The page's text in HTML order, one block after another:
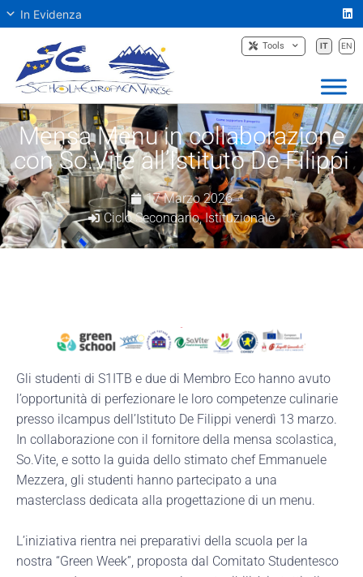
In Evidenza
Tools IT EN
Mensa Menu in collaborazione
con So.Vite all’Istituto De Filippi
17 Marzo 2026
Ciclo Secondario,Istituzionale
Gli studenti di S1ITB e due di Membro Eco hanno avuto
l’opportunità di perfezionare le loro competenze culinarie
presso ilcampus dell’Istituto De Filippi venerdì 13 marzo.
In collaborazione con il fornitore della mensa scolastica,
So.Vite, e sotto la guida dello stimato chef Emmanuele
Mezzera, gli studenti hanno partecipato a una
masterclass dedicata alla progettazione di un menu.
L’iniziativa rientra nei preparativi della scuola per la
nostra “Green Week”, proposta dal Comitato Studentesco